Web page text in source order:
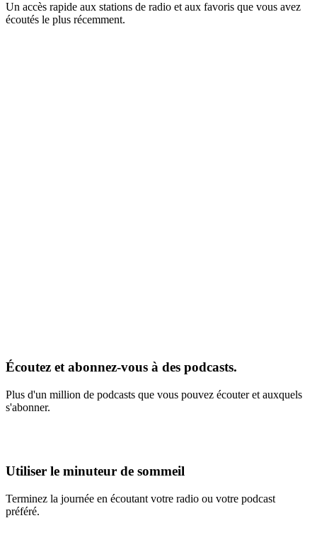
Un accès rapide aux stations de radio et aux favoris que vous avez
écoutés le plus récemment.
Écoutez et abonnez-vous à des podcasts.
Plus d'un million de podcasts que vous pouvez écouter et auxquels
s'abonner.
Utiliser le minuteur de sommeil
Terminez la journée en écoutant votre radio ou votre podcast
préféré.